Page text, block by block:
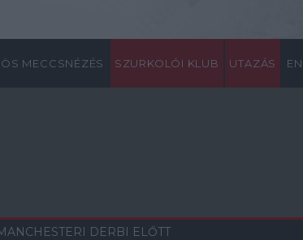
MECCSNÉZÉS SZURKOLÓI KLUB UTAZÁS
DERBI ELŐTT